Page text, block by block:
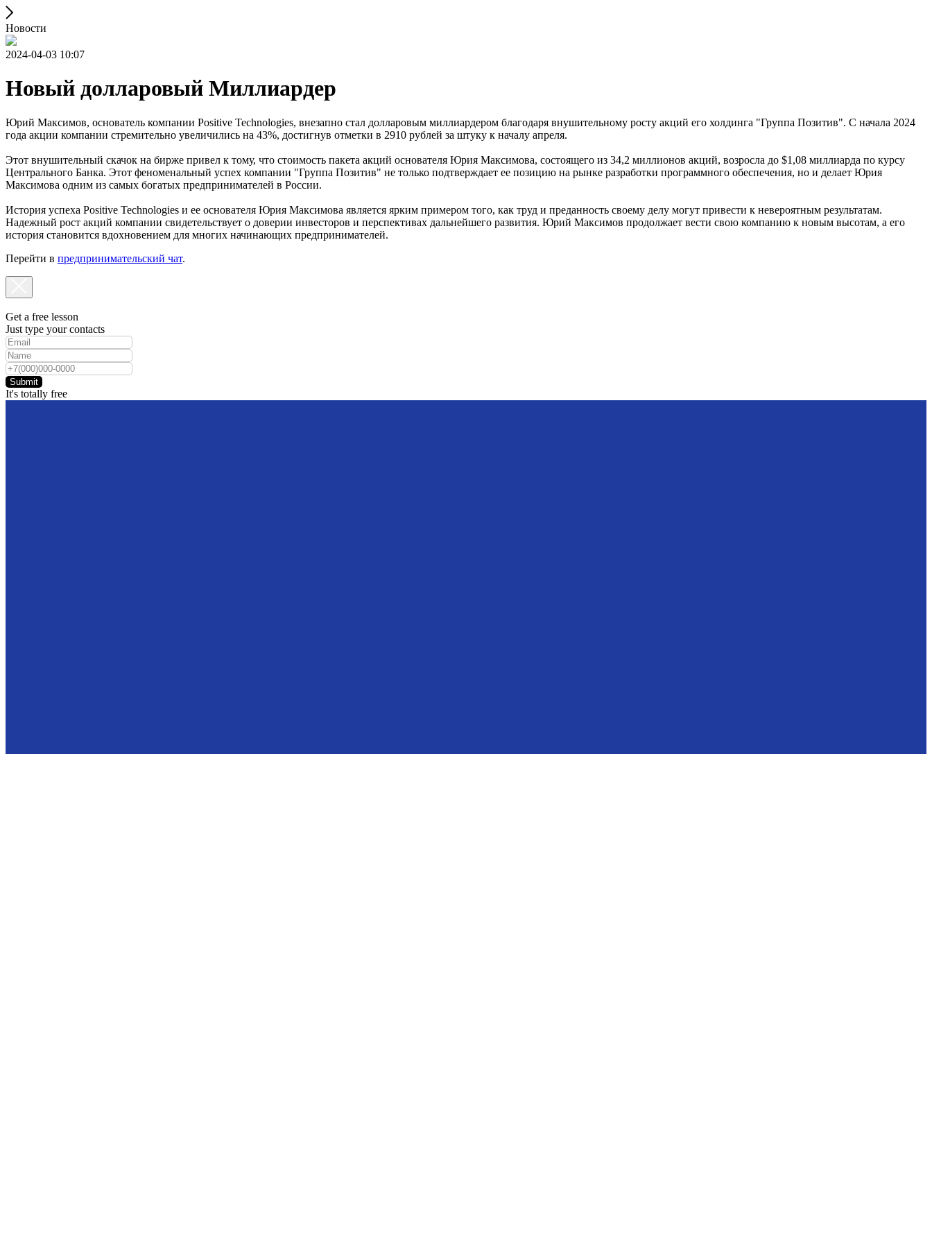
Новости
2024-04-03 10:07
Новый долларовый Миллиардер
Юрий Максимов, основатель компании Positive Technologies, внезапно стал долларовым миллиардером благодаря внушительному росту акций его холдинга "Группа Позитив". С начала 2024
года акции компании стремительно увеличились на 43%, достигнув отметки в 2910 рублей за штуку к началу апреля.
Этот внушительный скачок на бирже привел к тому, что стоимость пакета акций основателя Юрия Максимова, состоящего из 34,2 миллионов акций, возросла до $1,08 миллиарда по курсу
Центрального Банка. Этот феноменальный успех компании "Группа Позитив" не только подтверждает ее позицию на рынке разработки программного обеспечения, но и делает Юрия
Максимова одним из самых богатых предпринимателей в России.
История успеха Positive Technologies и ее основателя Юрия Максимова является ярким примером того, как труд и преданность своему делу могут привести к невероятным результатам.
Надежный рост акций компании свидетельствует о доверии инвесторов и перспективах дальнейшего развития. Юрий Максимов продолжает вести свою компанию к новым высотам, а его
история становится вдохновением для многих начинающих предпринимателей.
Перейти в предпринимательский чат.
Get a free lesson
Just type your contacts
Submit
It's totally free